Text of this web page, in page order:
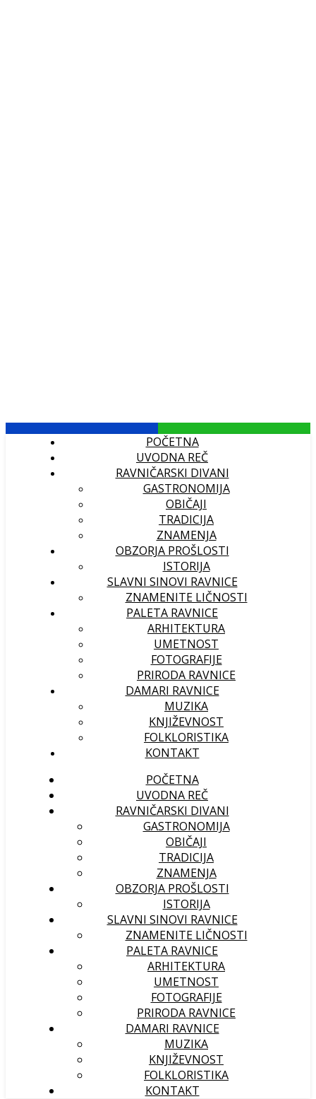
POČETNA
UVODNA REČ
RAVNIČARSKI DIVANI
GASTRONOMIJA
OBIČAJI
TRADICIJA
ZNAMENJA
OBZORJA PROŠLOSTI
ISTORIJA
SLAVNI SINOVI RAVNICE
ZNAMENITE LIČNOSTI
PALETA RAVNICE
ARHITEKTURA
UMETNOST
FOTOGRAFIJE
PRIRODA RAVNICE
DAMARI RAVNICE
MUZIKA
KNJIŽEVNOST
FOLKLORISTIKA
KONTAKT
POČETNA
UVODNA REČ
RAVNIČARSKI DIVANI
GASTRONOMIJA
OBIČAJI
TRADICIJA
ZNAMENJA
OBZORJA PROŠLOSTI
ISTORIJA
SLAVNI SINOVI RAVNICE
ZNAMENITE LIČNOSTI
PALETA RAVNICE
ARHITEKTURA
UMETNOST
FOTOGRAFIJE
PRIRODA RAVNICE
DAMARI RAVNICE
MUZIKA
KNJIŽEVNOST
FOLKLORISTIKA
KONTAKT